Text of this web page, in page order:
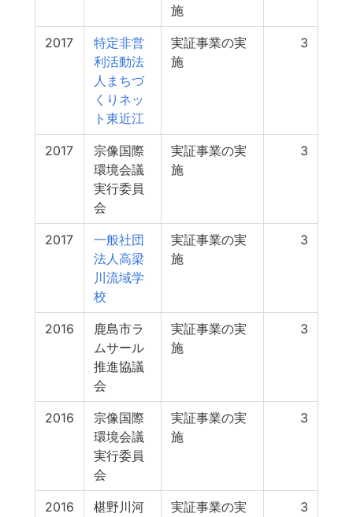
施
2017
特定非営
利活動法
人まちづ
くりネッ
ト東近江
実証事業の実
施
3
2017
宗像国際
環境会議
実行委員
会
実証事業の実
施
3
2017
一般社団
法人高梁
川流域学
校
実証事業の実
施
3
2016
鹿島市ラ
ムサール
推進協議
会
実証事業の実
施
3
2016
宗像国際
環境会議
実行委員
会
実証事業の実
施
3
2016
椹野川河
実証事業の実
3